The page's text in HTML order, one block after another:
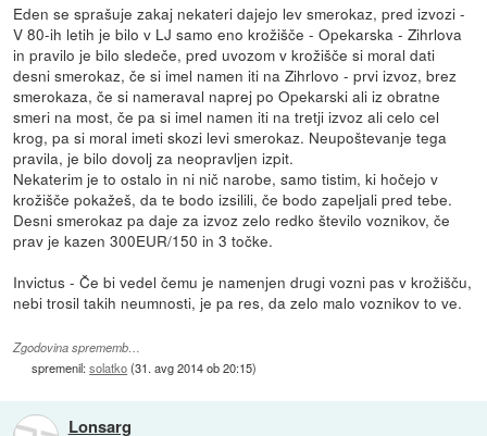
Eden se sprašuje zakaj nekateri dajejo lev smerokaz, pred izvozi -
V 80-ih letih je bilo v LJ samo eno krožišče - Opekarska - Zihrlova
in pravilo je bilo sledeče, pred uvozom v krožišče si moral dati
desni smerokaz, če si imel namen iti na Zihrlovo - prvi izvoz, brez
smerokaza, če si nameraval naprej po Opekarski ali iz obratne
smeri na most, če pa si imel namen iti na tretji izvoz ali celo cel
krog, pa si moral imeti skozi levi smerokaz. Neupoštevanje tega
pravila, je bilo dovolj za neopravljen izpit.
Nekaterim je to ostalo in ni nič narobe, samo tistim, ki hočejo v
krožišče pokažeš, da te bodo izsilili, če bodo zapeljali pred tebe.
Desni smerokaz pa daje za izvoz zelo redko število voznikov, če
prav je kazen 300EUR/150 in 3 točke.
Invictus - Če bi vedel čemu je namenjen drugi vozni pas v krožišču,
nebi trosil takih neumnosti, je pa res, da zelo malo voznikov to ve.
Zgodovina sprememb…
spremenil:solatko(31. avg 2014 ob 20:15)
Lonsarg